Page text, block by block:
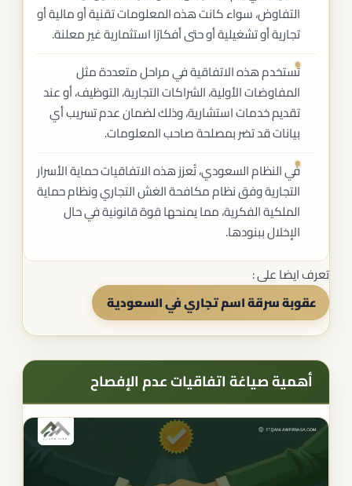
التفاوض، سواء كانت هذه المعلومات تقنية أو مالية أو
تجارية أو تشغيلية أو حتى أفكارًا استثمارية غير معلنة.
تُستخدم هذه الاتفاقية في مراحل متعددة مثل
المفاوضات الأولية، الشراكات التجارية، التوظيف، أو عند
تقديم خدمات استشارية، وذلك لضمان عدم تسريب أي
بيانات قد تضر بمصلحة صاحب المعلومات.
في النظام السعودي، تُعزز هذه الاتفاقيات حماية الأسرار
التجارية وفق نظام مكافحة الغش التجاري ونظام حماية
الملكية الفكرية، مما يمنحها قوة قانونية في حال
الإخلال ببنودها.
تعرف ايضا على :
عقوبة سرقة اسم تجاري في السعودية
أهمية صياغة اتفاقيات عدم الإفصاح